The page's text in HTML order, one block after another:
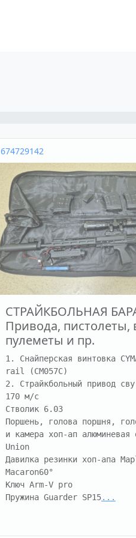
674729142
СТРАЙКБОЛЬНАЯ
Привода, пистолеты,
пулеметы и пр.
1. Снайперская винтовка
rail (CM057C)
2. Страйкбольный привод
170 м/с
Стволик 6.03
Поршень, голова поршня,
и камера хоп-ап алюминевая
Union
Давилка резинки хоп-апа
Macaron60°
Ключ Arm-V pro
Пружина Guarder SP15...